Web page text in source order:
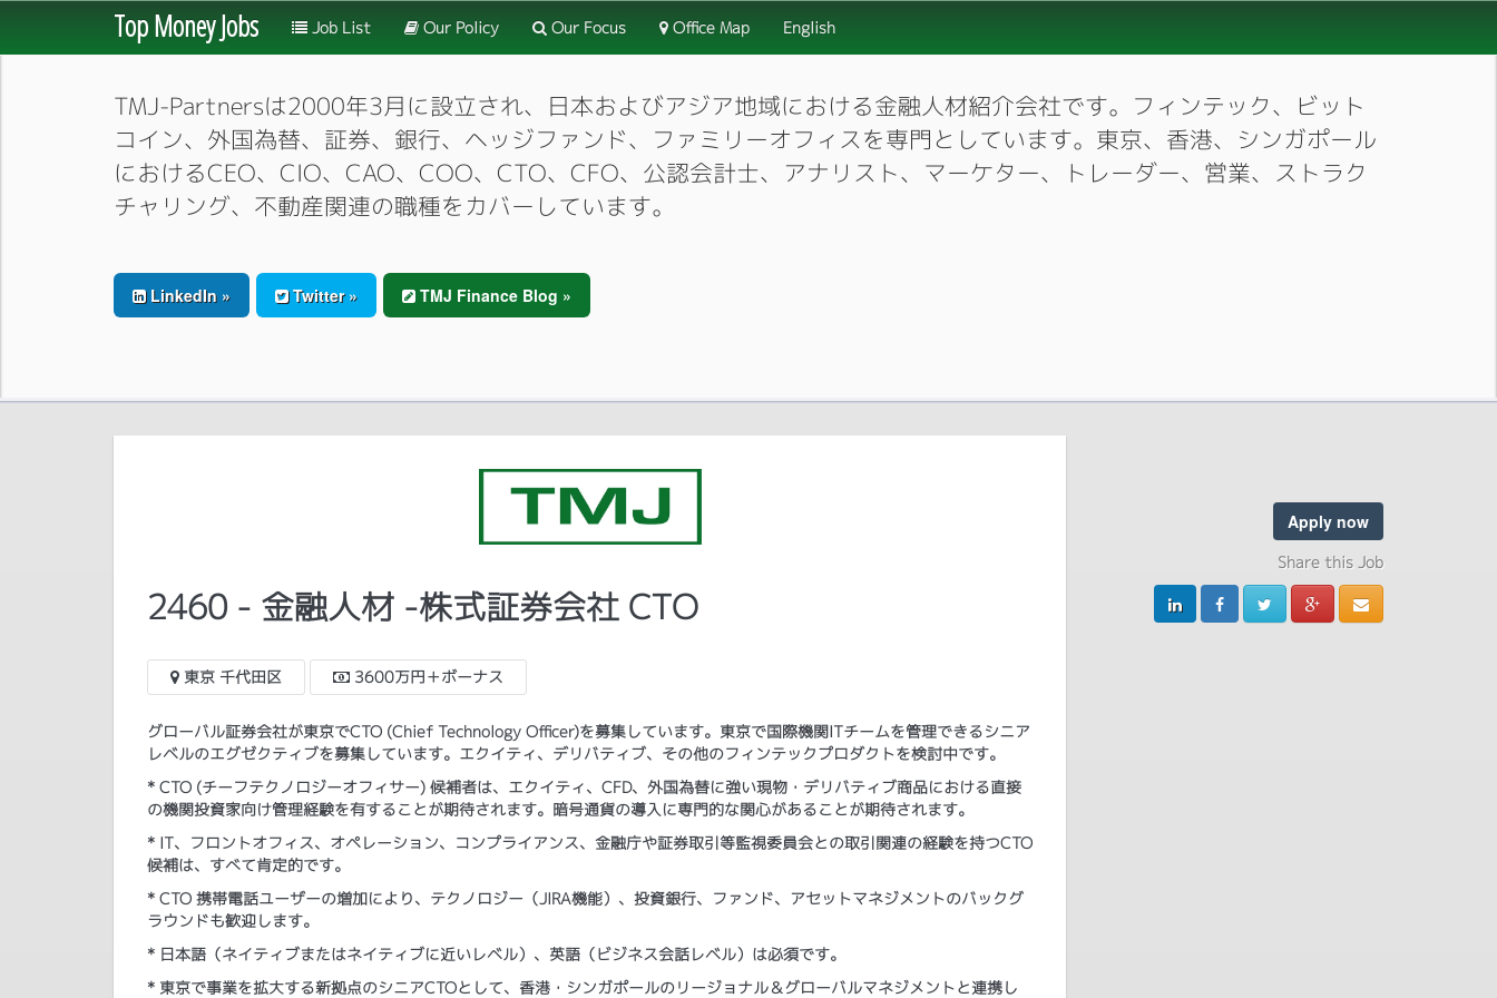
Top Money Jobs Job List Our Policy Our Focus Office Map English
TMJ-Partnersは2000年3月に設立され、日本およびアジア地域における金融人材紹介会社です。フィンテック、ビット
コイン、外国為替、証券、銀行、ヘッジファンド、ファミリーオフィスを専門としています。東京、香港、シンガポール
におけるCEO、CIO、CAO、COO、CTO、CFO、公認会計士、アナリスト、マーケター、トレーダー、営業、ストラク
チャリング、不動産関連の職種をカバーしています。
LinkedIn » Twitter » TMJ Finance Blog »
2460 - 金融人材 -株式証券会社 CTO
東京 千代田区 3600万円＋ボーナス
グローバル証券会社が東京でCTO (Chief Technology Officer)を募集しています。東京で国際機関ITチームを管理できるシニア
レベルのエグゼクティブを募集しています。エクイティ、デリバティブ、その他のフィンテックプロダクトを検討中です。
* CTO (チーフテクノロジーオフィサー) 候補者は、エクイティ、CFD、外国為替に強い現物・デリバティブ商品における直接
の機関投資家向け管理経験を有することが期待されます。暗号通貨の導入に専門的な関心があることが期待されます。
* IT、フロントオフィス、オペレーション、コンプライアンス、金融庁や証券取引等監視委員会との取引関連の経験を持つCTO
候補は、すべて肯定的です。
* CTO 携帯電話ユーザーの増加により、テクノロジー（JIRA機能）、投資銀行、ファンド、アセットマネジメントのバックグ
ラウンドも歓迎します。
* 日本語（ネイティブまたはネイティブに近いレベル）、英語（ビジネス会話レベル）は必須です。
* 東京で事業を拡大する新拠点のシニアCTOとして、香港・シンガポールのリージョナル＆グローバルマネジメントと連携し
Apply now
Share this Job